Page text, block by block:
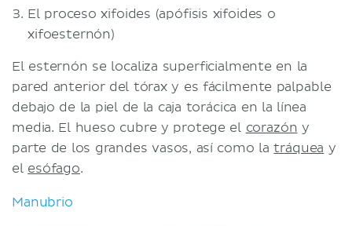
El proceso xifoides (apófisis xifoides o
xifoesternón)
El esternón se localiza superficialmente en la
pared anterior del tórax y es fácilmente palpable
debajo de la piel de la caja torácica en la línea
media. El hueso cubre y protege el corazón y
parte de los grandes vasos, así como latráquea y
el esófago.
Manubrio